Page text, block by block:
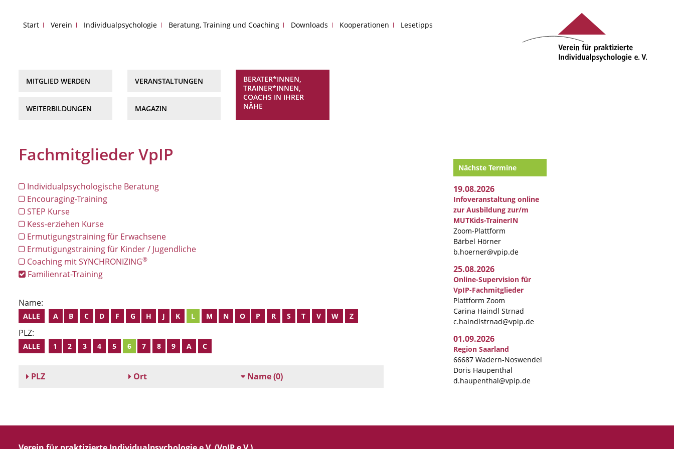
Start Verein Individualpsychologie Beratung, Training und Coaching Downloads Kooperationen Lesetipps
MITGLIED WERDEN
WEITERBILDUNGEN
VERANSTALTUNGEN
MAGAZIN
BERATER*INNEN,
TRAINER*INNEN,
COACHS IN IHRER
NÄHE
Fachmitglieder VpIP
Individualpsychologische Beratung
Encouraging-Training
STEP Kurse
Kess-erziehen Kurse
Ermutigungstraining für Erwachsene
Ermutigungstraining für Kinder / Jugendliche
Coaching mit SYNCHRONIZING®
Familienrat-Training
Name:
ALLE A B C D F G H J K L M N O P R S T V W Z
PLZ:
ALLE 1 2 3 4 5 6 7 8 9 A C
PLZ Ort Name(0)
Nächste Termine
19.08.2026
Infoveranstaltung online
zur Ausbildung zur/m
MUTKids-TrainerIN
Zoom-Plattform
Bärbel Hörner
b.hoerner@vpip.de
25.08.2026
Online-Supervision für
VpIP-Fachmitglieder
Plattform Zoom
Carina Haindl Strnad
c.haindlstrnad@vpip.de
01.09.2026
Region Saarland
66687 Wadern-Noswendel
Doris Haupenthal
d.haupenthal@vpip.de